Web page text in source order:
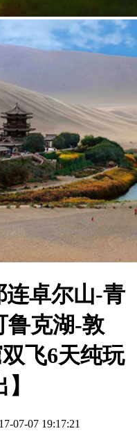
卓尔山-青
鲁克湖-敦
飞6天纯玩
07-07 19:17:21